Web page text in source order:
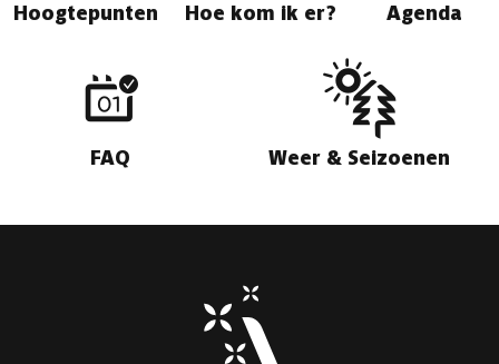
Hoogtepunten Hoe kom ik er? Agenda
FAQ Weer & Seizoenen